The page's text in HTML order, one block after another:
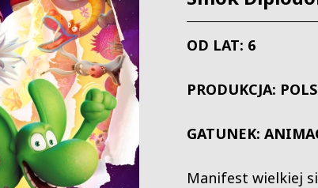
OD LAT: 6
PRODUKCJA:
GATUNEK:
Manifest wielkiej